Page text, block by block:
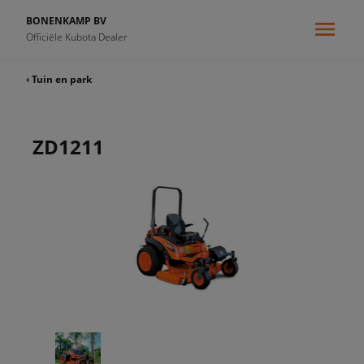
BONENKAMP BV
Officiële Kubota Dealer
‹ Tuin en park
ZD1211